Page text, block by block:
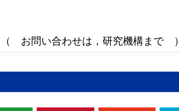
（ お問い合わせは，研究機構まで ）